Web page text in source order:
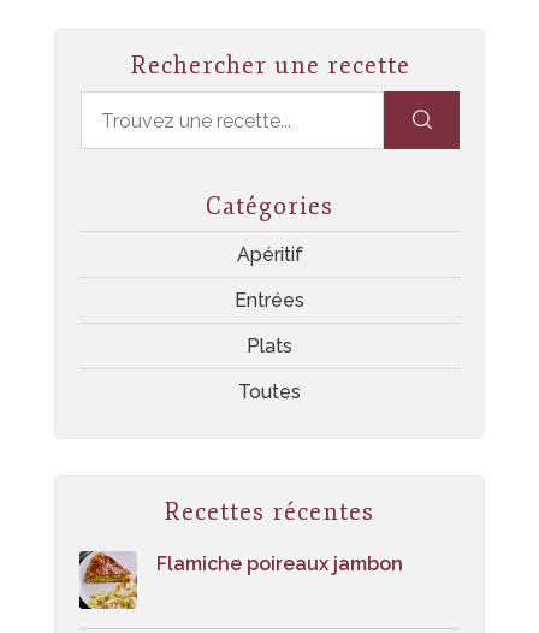
Rechercher une recette
Catégories
Apéritif
Entrées
Plats
Toutes
Recettes récentes
Flamiche poireaux jambon